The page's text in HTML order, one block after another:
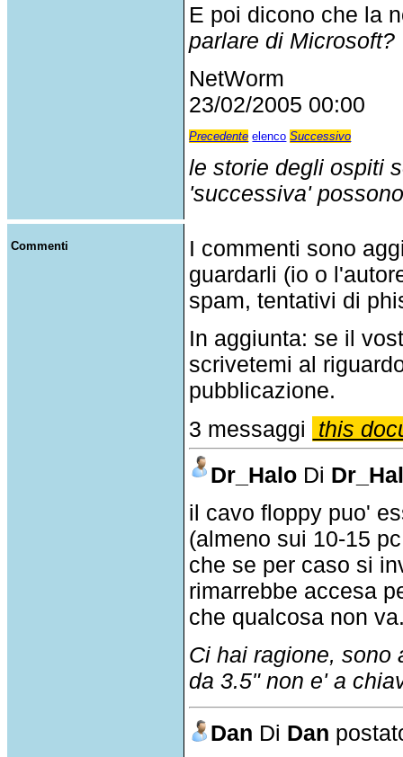
E poi dicono che la
parlare di Microsoft?
NetWorm
23/02/2005 00:00
Precedente elenco Successivo
le storie degli ospiti
'successiva'
Commenti
I commenti sono
guardarli (io o
spam, tentativi di
In aggiunta: se il
scrivetemi al
pubblicazione.
3 messaggi
this
Dr_Halo Di
il cavo floppy puo'
(almeno sui 10-15
che se per caso si
rimarrebbe accesa
che qualcosa non
Ci hai ragione, sono
da 3.5" non e' a
Dan Di Dan